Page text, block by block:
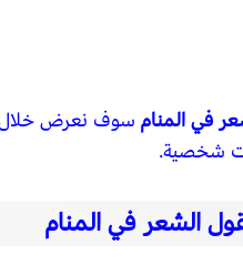
في المنام سوف نعرض خلال
شخصية.
الشعر في المنام